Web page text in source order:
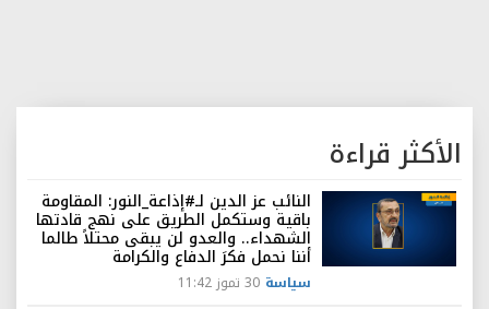
الأكثر قراءة
النائب عز الدين لـ#إذاعة_النور: المقاومة
باقية وستكمل الطريق على نهج قادتها
الشهداء.. والعدو لن يبقى محتلاً طالما
أننا نحمل فكرَ الدفاع والكرامة
سياسة 30 تموز 11:42